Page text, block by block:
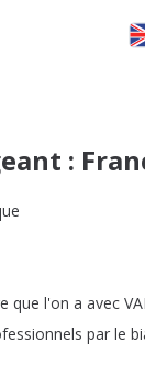
:
que l'on a avec
par le